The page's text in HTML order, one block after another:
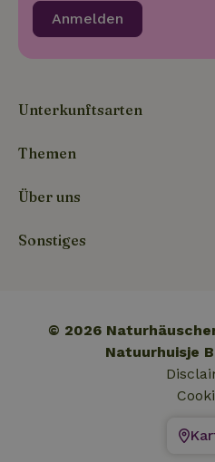
Anmelden
Unterkunftsarten
Themen
Über uns
Sonstiges
© 2026
Natuurhuisje